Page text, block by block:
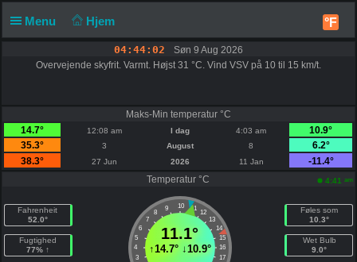
Menu Hjem °F
04:44:02
Søn 9 Aug 2026
Overvejende skyfrit. Varmt. Højst 31 °C. Vind VSV på 10 til 15 km/t.
Maks-Min temperatur °C
14.7°
12:08 am I dag 4:03 am
10.9°
35.3°
3 August 8
6.2°
38.3°
27 Jun 2026 11 Jan
-11.4°
Temperatur °C
4:41 am
Fahrenheit
52.0°
Fugtighed
77% ↑
10
9 11
8
12
7
13
6
14
5
15
4
16
3
17
11.1°
↑14.7°↓10.9°
Føles som
10.3°
Wet Bulb
9.0°